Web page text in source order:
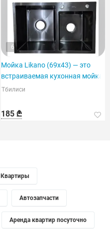
6
Мойка Likano (69x43) — это
встраиваемая кухонная мойка.
Тбилиси
185 ₾
Квартиры
Автозапчасти
Аренда квартир посуточно